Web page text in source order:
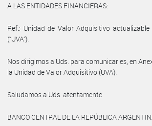
A LAS ENTIDADES FINANCIERAS:
Ref.: Unidad de Valor Adquisitivo actualizable
(“UVA”).
Nos dirigimos a Uds. para comunicarles, en
la Unidad de Valor Adquisitivo (UVA).
Saludamos a Uds. atentamente.
BANCO CENTRAL DE LA REPÚBLICA